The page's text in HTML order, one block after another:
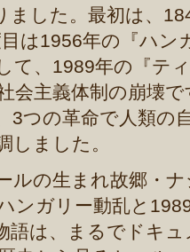
ました。最初は、
は1956年の『ハン
て、1989年の『テ
会主義体制の崩壊
3つの革命で人類の
しました。
の生まれ故郷・
ンガリー動乱と
語は、まるでドキ